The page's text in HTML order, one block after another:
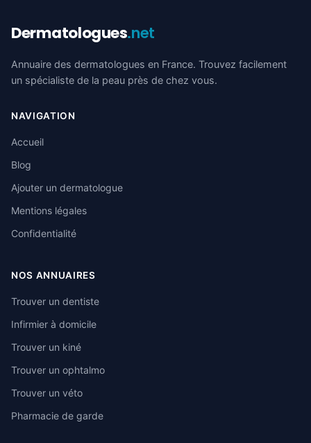
Dermatologues.net
Annuaire des dermatologues en France. Trouvez facilement
un spécialiste de la peau près de chez vous.
NAVIGATION
Accueil
Blog
Ajouter un dermatologue
Mentions légales
Confidentialité
NOS ANNUAIRES
Trouver un dentiste
Infirmier à domicile
Trouver un kiné
Trouver un ophtalmo
Trouver un véto
Pharmacie de garde